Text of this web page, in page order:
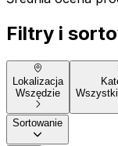
Filtry i
Lokalizacja
Wszędzie
Sortowanie